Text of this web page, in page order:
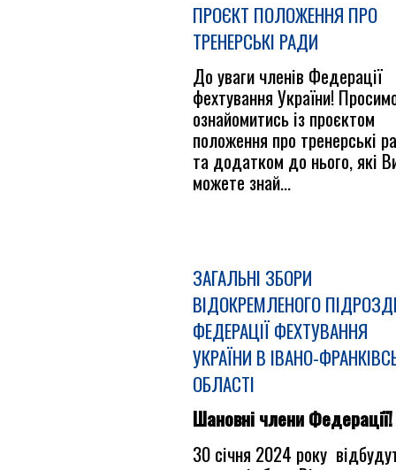
ПРОЄКТ ПОЛОЖЕННЯ ПРО
ТРЕНЕРСЬКІ РАДИ
До уваги членів Федерації
фехтування України!
ознайомитись із проєктом
положення про тренерські
та додатком до нього, які
можете знай...
ЗАГАЛЬНІ ЗБОРИ
ВІДОКРЕМЛЕНОГО
ФЕДЕРАЦІЇ ФЕХТУВАННЯ
УКРАЇНИ В ІВАНО-
ОБЛАСТІ
Шановні члени Федерації!
30 січня 2024 року